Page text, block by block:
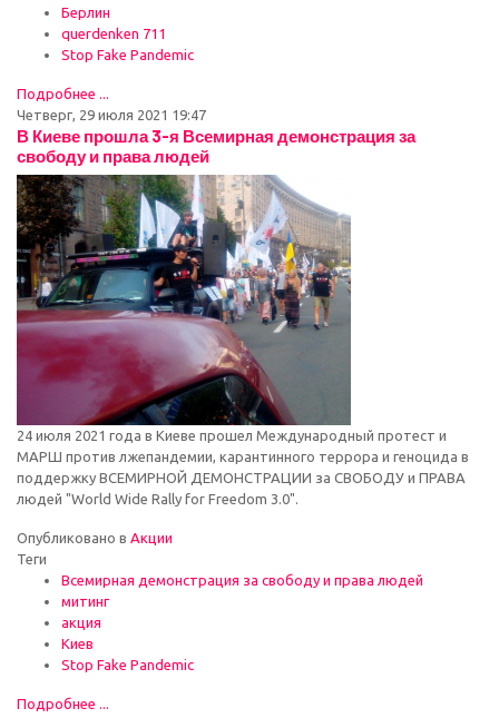
Берлин
querdenken 711
Stop Fake Pandemic
Подробнее ...
Четверг, 29 июля 2021 19:47
В Киеве прошла 3-я Всемирная демонстрация за
свободу и права людей
24 июля 2021 года в Киеве прошел Международный протест и
МАРШ против лжепандемии, карантинного террора и геноцида в
поддержку ВСЕМИРНОЙ ДЕМОНСТРАЦИИ за СВОБОДУ и ПРАВА
людей "World Wide Rally for Freedom 3.0".
Опубликовано в Акции
Теги
Всемирная демонстрация за свободу и права людей
митинг
акция
Киев
Stop Fake Pandemic
Подробнее ...